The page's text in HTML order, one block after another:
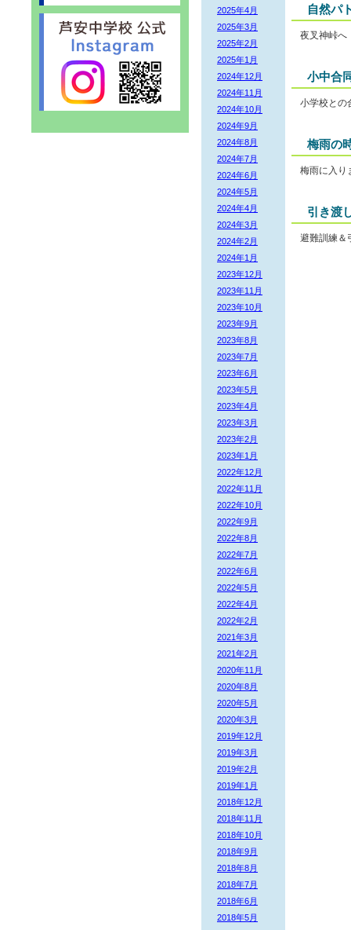
2025年4月
2025年3月
2025年2月
2025年1月
2024年12月
2024年11月
2024年10月
2024年9月
2024年8月
2024年7月
2024年6月
2024年5月
2024年4月
2024年3月
2024年2月
2024年1月
2023年12月
2023年11月
2023年10月
2023年9月
2023年8月
2023年7月
2023年6月
2023年5月
2023年4月
2023年3月
2023年2月
2023年1月
2022年12月
2022年11月
2022年10月
2022年9月
2022年8月
2022年7月
2022年6月
2022年5月
2022年4月
2022年2月
2021年3月
2021年2月
2020年11月
2020年8月
2020年5月
2020年3月
2019年12月
2019年3月
2019年2月
2019年1月
2018年12月
2018年11月
2018年10月
2018年9月
2018年8月
2018年7月
2018年6月
2018年5月
自然パ
夜叉神峠へ
小中合
小学校との
梅雨の
梅雨に入り
引き渡
避難訓練